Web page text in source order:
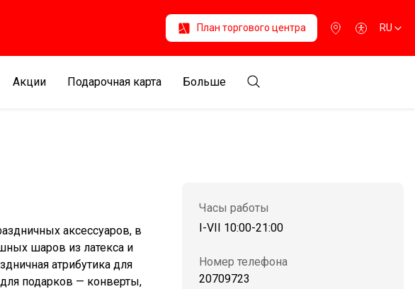
План торгового центра RU
Aкции Подарочная карта Больше
аксессуаров, в
шаров из латекса и
атрибутика для
подарков — конверты,
Часы работы
I-VII 10:00-21:00
Номер телефона
20709723